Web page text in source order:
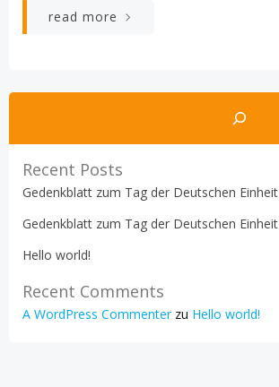
read more
Suchen
Recent Posts
Gedenkblatt zum Tag der Deutschen Einheit
Gedenkblatt zum Tag der Deutschen Einheit
Hello world!
Recent Comments
A WordPress Commenterzu Hello world!